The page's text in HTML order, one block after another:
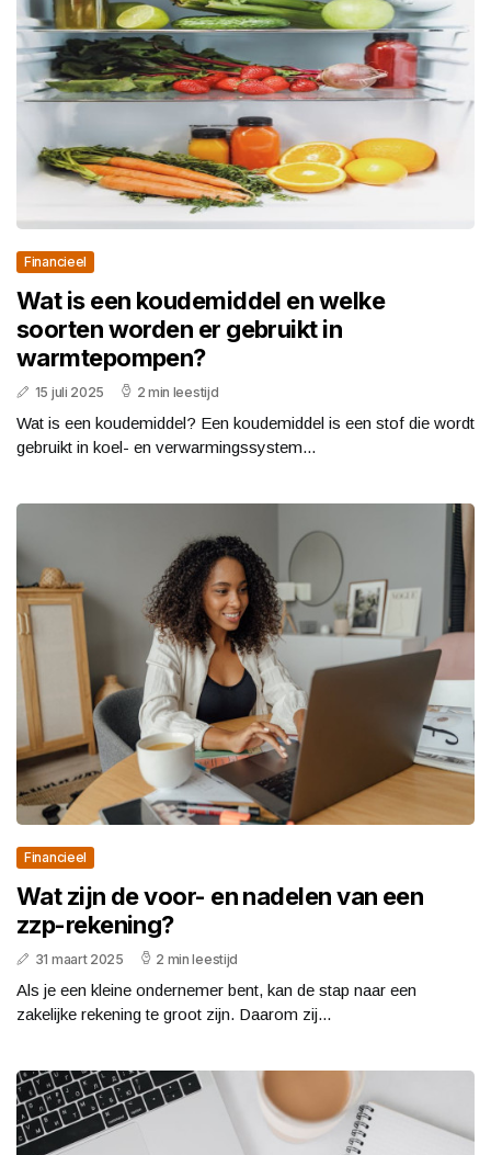
Financieel
Wat is een koudemiddel en welke
soorten worden er gebruikt in
warmtepompen?
15 juli 2025 2 min leestijd
Wat is een koudemiddel? Een koudemiddel is een stof die wordt
gebruikt in koel- en verwarmingssystem...
Financieel
Wat zijn de voor- en nadelen van een
zzp-rekening?
31 maart 2025 2 min leestijd
Als je een kleine ondernemer bent, kan de stap naar een
zakelijke rekening te groot zijn. Daarom zij...